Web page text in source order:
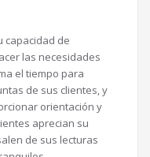
capacidad de
las necesidades
el tiempo para
de sus clientes, y
orientación y
aprecian su
de sus lecturas